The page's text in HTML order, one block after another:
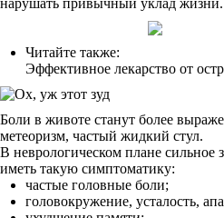
нарушать привычный уклад жизни.
Читайте также:
Эффективное лекарство от
Боли в животе станут более
метеоризм, частый жидкий стул.
В неврологическом плане сильное
иметь такую симптоматику:
частые головные боли;
головокружение, усталость,